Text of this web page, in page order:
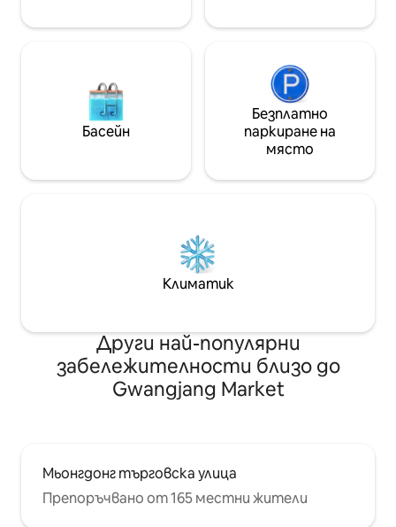
# London Bagel Museum # Има горещи
Gyeongbokgung, Ikseon - dong и Euljiro.
Допълнително лице: 70 000 корейски
вона (до 4 души/препоръчително за 2
повече души се предоставя
хора на посещение от броя на
резервираните хора, ще бъдете
премахнати без възстановяване на
културното
на Сеул, а след
отпуснете в
насладите на
ханок.😊
Басейн
Безплатно
паркиране на
място
Климатик
Други най-популярни
забележителности близо до
Gwangjang Market
Мьонгдонг търговска улица
Препоръчвано от 165 местни жители